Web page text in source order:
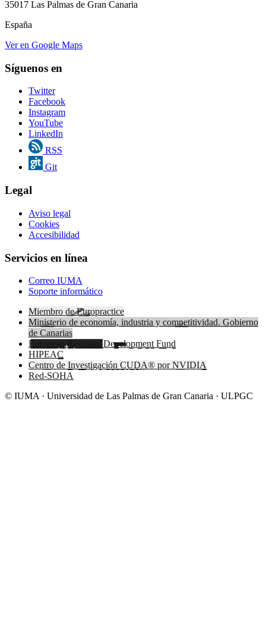
35017 Las Palmas de Gran Canaria
España
Ver en Google Maps
Síguenos en
Twitter
Facebook
Instagram
YouTube
LinkedIn
RSS
Git
Legal
Aviso legal
Cookies
Accesibilidad
Servicios en línea
Correo IUMA
Soporte informático
Miembro de Europractice
Ministerio de economía, industria y competitividad. Gobierno
de Canarias
European Regional Development Fund
HIPEAC
Centro de Investigación CUDA® por NVIDIA
Red-SOHA
© IUMA · Universidad de Las Palmas de Gran Canaria · ULPGC